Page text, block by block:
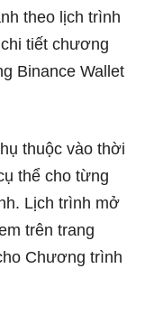
theo lịch trình
tiết chương
Binance Wallet
thuộc vào thời
thể cho từng
Lịch trình mở
trên trang
Chương trình